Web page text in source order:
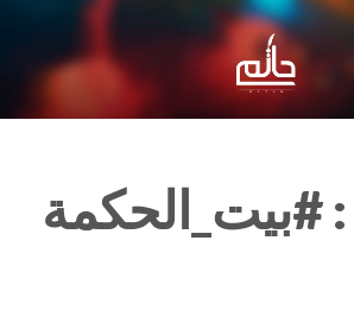
:#بيت_الحكمة